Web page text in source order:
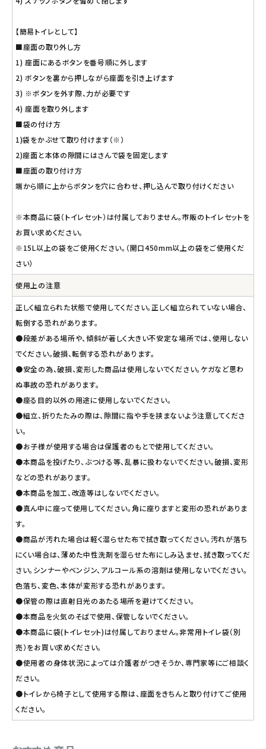
【簡易トイレとして】
■座面の取り外し方
1) 座面にあるボタンを番号順に外します
2) ボタンを裏から押しながら座面を引き上げます
3) ※ボタンを外す際、力が必要です
4) 座面を取り外します
■袋の付け方
1)袋をかぶせて取り付けます（※）
2)座面と本体の隙間にはさんで袋を固定します
■座面の取り付け方
端から順に上からボタンを穴に合わせ、押し込んで取り付けください
※本商品に袋（トイレセット）は付属しておりません。市販のトイレセットを
お買い求めください。
※15L以上の袋をご使用ください。（開口450mm以上の袋をご使用くだ
さい）
使用上の注意
正しく組立られた状態で使用してください。正しく組立られていない場合、
転倒する恐れがあります。
●段差がある場所や、傾斜が著しく大きい不安定な場所では、使用しない
でください。破損、転倒する恐れがあります。
●安全の為、破損、変形した商品は使用しないでください。ケガなど思わ
ぬ事故の恐れがあります。
●座る目的以外の用途に使用しないでください。
●組立、折りたたみの際は、隙間に指や手を挟まないよう注意してくださ
い。
●お子様が使用する場合は保護者のもとで使用してください。
●本商品を投げたり、ぶつける等、乱暴に扱わないでください。破損、変形
などの恐れがあります。
●本商品を加工、改造等はしないでください。
●真ん中に座って使用してください。角に座りますと変形の恐れがありま
す。
●商品が汚れた場合は軽く湿らせた布で拭き取ってください。汚れが落ち
にくい場合は、薄めた中性洗剤を湿らせた布にしみ込ませ、拭き取ってくだ
さい。シンナーやベンジン、アルコール系の溶剤は使用しないでください。
色落ち、変色、本体が変形する恐れがあります。
●保管の際は直射日光のあたる場所を避けてください。
●本商品を火気のそばで使用、保管しないでください。
●本商品に袋(トイレセット)は付属しておりません。非常用トイレ袋（別
売）をお買い求めください。
●使用者の身体状況によっては介護者がつきそうか、専門家等にご相談く
ださい。
●トイレから椅子として使用する際は、座面をきちんと取り付けてご使用
ください。